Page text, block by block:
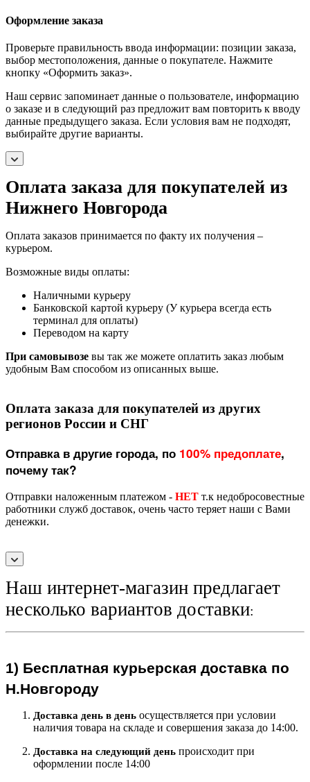
Оформление заказа
Проверьте правильность ввода информации: позиции заказа,
выбор местоположения, данные о покупателе. Нажмите
кнопку «Оформить заказ».
Наш сервис запоминает данные о пользователе, информацию
о заказе и в следующий раз предложит вам повторить к вводу
данные предыдущего заказа. Если условия вам не подходят,
выбирайте другие варианты.
Оплата заказа для покупателей из
Нижнего Новгорода
Оплата заказов принимается по факту их получения –
курьером.
Возможные виды оплаты:
Наличными курьеру
Банковской картой курьеру (У курьера всегда есть
терминал для оплаты)
Переводом на карту
При самовывозе вы так же можете оплатить заказ любым
удобным Вам способом из описанных выше.
Оплата заказа для покупателей из других
регионов России и СНГ
Отправка в другие города, по 100% предоплате,
почему так?
Отправки наложенным платежом - НЕТ т.к недобросовестные
работники служб доставок, очень часто теряет наши с Вами
денежки.
Наш интернет-магазин предлагает
несколько вариантов доставки:
1) Бесплатная курьерская доставка по
Н.Новгороду
Доставка день в день осуществляется при условии
наличия товара на складе и совершения заказа до 14:00.
Доставка на следующий день происходит при
оформлении после 14:00